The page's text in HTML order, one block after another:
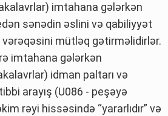
imtahana gələrkən
sənədin əslini və qabiliyyət
vərəqəsini mütləq gətirməlidirlər.
imtahana gələrkən
idman paltarı və
arayış (U086 - peşəyə
rəyi hissəsində “yararlıdır” və